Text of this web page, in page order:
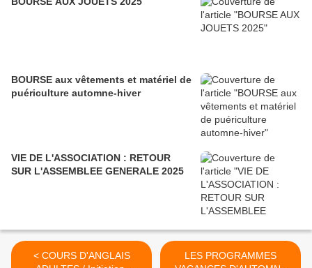
BOURSE aux vêtements et matériel de
puériculture automne-hiver
VIE DE L'ASSOCIATION : RETOUR
SUR L'ASSEMBLEE GENERALE 2025
< COURS D'ANGLAIS
LES PROGRAMMES